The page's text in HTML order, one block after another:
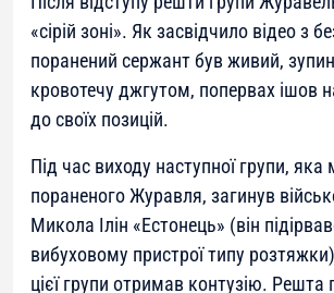
«сірій зоні». Як засвідчило відео з
поранений сержант був живий,
кровотечу джгутом, попервах ішов
до своїх позицій.
Під час виходу наступної групи,
пораненого Журавля, загинув
Микола Ілін «Естонець» (він
вибуховому пристрої типу
цієї групи отримав контузію. Решта